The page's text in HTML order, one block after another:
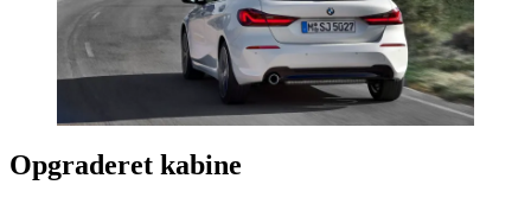
Opgraderet kabine